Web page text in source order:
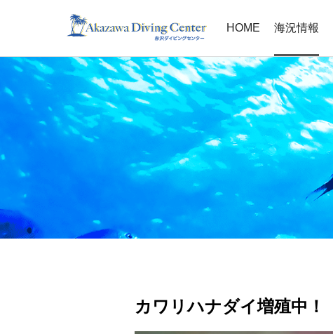
HOME 海況情報
カワリハナダイ増殖中！